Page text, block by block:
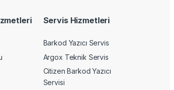
Servis Hizmetleri
Barkod Yazıcı Servis
Argox Teknik Servis
Citizen Barkod Yazıcı
Servisi